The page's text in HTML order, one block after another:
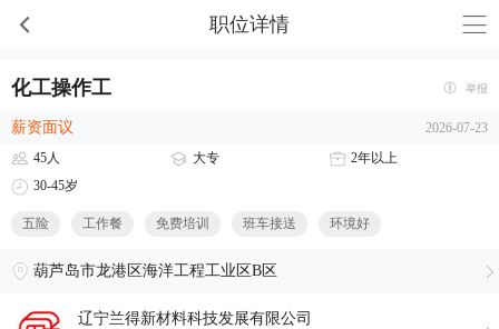
职位详情
化工操作工 举报
薪资面议
2026-07-23
45人
大专
2年以上
30-45岁
五险 工作餐 免费培训 班车接送 环境好
葫芦岛市龙港区海洋工程工业区B区
辽宁兰得新材料科技发展有限公司